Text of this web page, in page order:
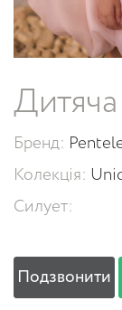
Бренд:
Колекція:
Силует:
Подзвонити